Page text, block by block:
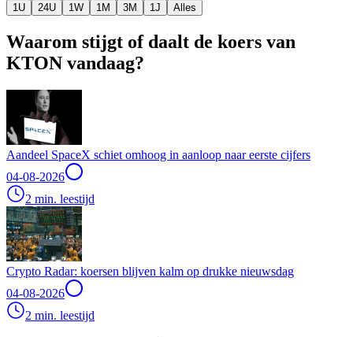
1U 24U 1W 1M 3M 1J Alles
Waarom stijgt of daalt de koers van
KTON vandaag?
Aandeel SpaceX schiet omhoog in aanloop naar eerste cijfers
04-08-2026
2 min. leestijd
Crypto Radar: koersen blijven kalm op drukke nieuwsdag
04-08-2026
2 min. leestijd